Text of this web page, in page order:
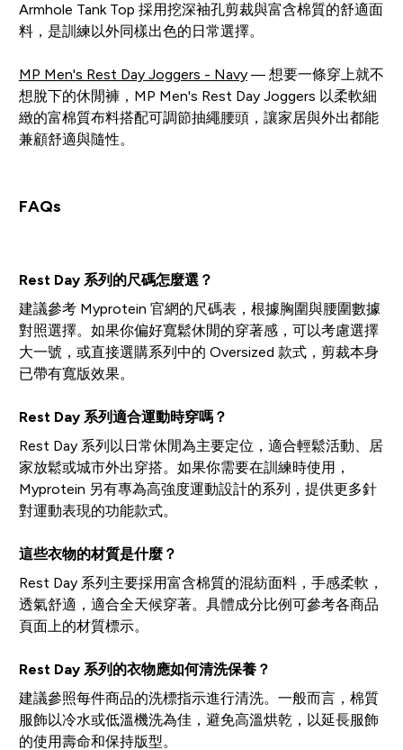
Armhole Tank Top 採用挖深袖孔剪裁與富含棉質的舒適面
料，是訓練以外同樣出色的日常選擇。
MP Men's Rest Day Joggers - Navy— 想要一條穿上就不
想脫下的休閒褲，MP Men's Rest Day Joggers 以柔軟細
緻的富棉質布料搭配可調節抽繩腰頭，讓家居與外出都能
兼顧舒適與隨性。
FAQs
Rest Day 系列的尺碼怎麼選？
建議參考 Myprotein 官網的尺碼表，根據胸圍與腰圍數據
對照選擇。如果你偏好寬鬆休閒的穿著感，可以考慮選擇
大一號，或直接選購系列中的 Oversized 款式，剪裁本身
已帶有寬版效果。
Rest Day 系列適合運動時穿嗎？
Rest Day 系列以日常休閒為主要定位，適合輕鬆活動、居
家放鬆或城市外出穿搭。如果你需要在訓練時使用，
Myprotein 另有專為高強度運動設計的系列，提供更多針
對運動表現的功能款式。
這些衣物的材質是什麼？
Rest Day 系列主要採用富含棉質的混紡面料，手感柔軟，
透氣舒適，適合全天候穿著。具體成分比例可參考各商品
頁面上的材質標示。
Rest Day 系列的衣物應如何清洗保養？
建議參照每件商品的洗標指示進行清洗。一般而言，棉質
服飾以冷水或低溫機洗為佳，避免高溫烘乾，以延長服飾
的使用壽命和保持版型。